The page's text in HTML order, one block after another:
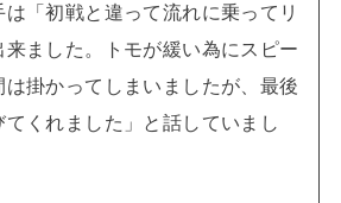
「初戦と違って流れに乗ってリ
来ました。トモが緩い為にスピー
は掛かってしまいましたが、最後
てくれました」と話していまし